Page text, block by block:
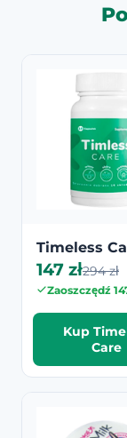
Timeless
147 zł294 zł
Zaoszczędź
Kup
Care